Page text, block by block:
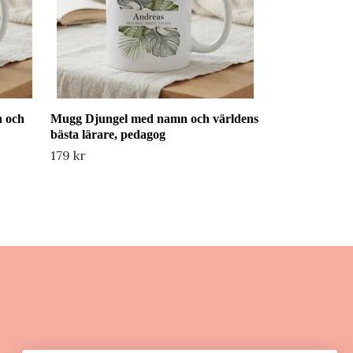
och
Mugg Djungel med namn och världens
bästa lärare, pedagog
179 kr